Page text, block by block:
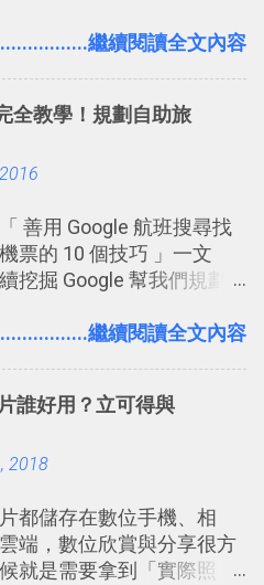
有什麼魅力？它是不是
專案合作中使用了 Slack
趣 」： Slack 裡擁有跟
送有趣影音圖文的功能。
」：但是 Slack 的頻道、群
間的聊天，不會干擾工作
天中記錄重點。 3. 「 有彈性
事可以在任何地方和公司
果你需要中文版的同類平
： JANDI 高效率團隊通訊
新增 ： Sortd for Slack：
論串介面變成專案任務排
繼續閱讀全文內容
全教學！規劃自助旅
善用 Google 航班搜尋找
票的 10 個技巧 」一文
挖掘 Google 幫我們規劃
Google 的「我的地圖」服
求來說可以打造出一張一
例如我之前在製作一本新
台灣推薦空拍地點地圖
路線！ Google 「我的地
助旅行路線時可以解決許
地點名稱地址常常難懂，
繼續閱讀全文內容
誰好用？立可得與
2018
都儲存在數位手機、相
端，數位欣賞與分享很方
就是需要拿到「實際照